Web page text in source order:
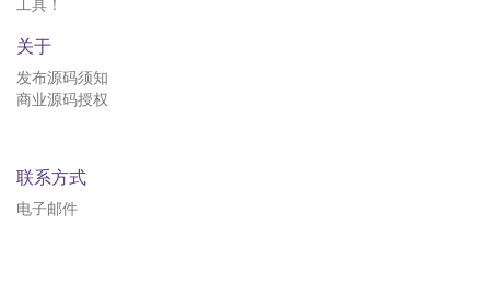
关于
发布源码须知
商业源码授权
联系方式
电子邮件